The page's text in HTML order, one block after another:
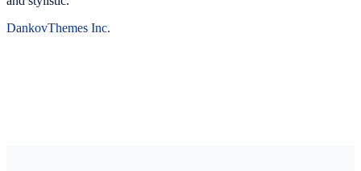
DankovThemes Inc.